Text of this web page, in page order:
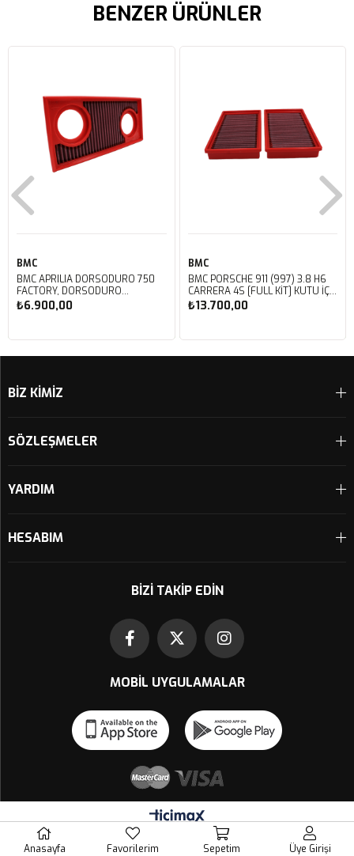
BENZER ÜRÜNLER
BMC
BMC APRILIA DORSODURO 750
FACTORY, DORSODURO
900, SHIVER 750 GT, SHIVER
750 KUTU İÇİ PERFORMANS
₺6.900,00
BMC
BMC PORSCHE 911 (997) 3.8 H6
CARRERA 4S [FULL KIT] KUTU İÇİ
PERFORMANS HAVA FİLTRESİ
FB468/20
₺13.700,00
BİZ KİMİZ
SÖZLEŞMELER
YARDIM
HESABIM
BIZI TAKIP EDIN
MOBIL UYGULAMALAR
Anasayfa Favorilerim Sepetim Üye Girişi